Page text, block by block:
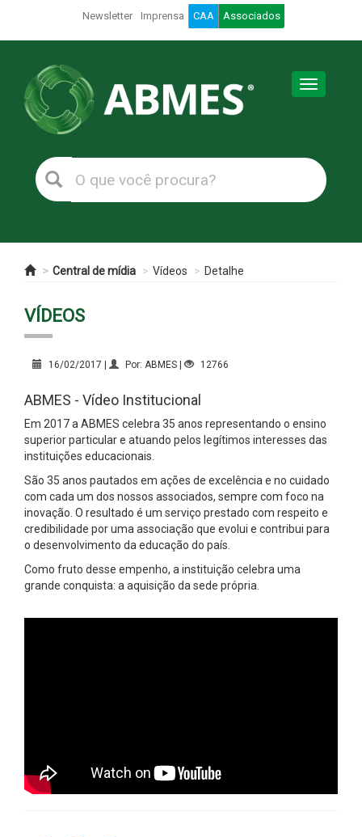
Newsletter Imprensa CAA Associados
Toggle
Central de mídia Vídeos Detalhe
VÍDEOS
16/02/2017 | Por: ABMES | 12766
ABMES - Vídeo Institucional
Em 2017 a ABMES celebra 35 anos representando o ensino
superior particular e atuando pelos legítimos interesses das
instituições educacionais.
São 35 anos pautados em ações de excelência e no cuidado
com cada um dos nossos associados, sempre com foco na
inovação. O resultado é um serviço prestado com respeito e
credibilidade por uma associação que evolui e contribui para
o desenvolvimento da educação do país.
Como fruto desse empenho, a instituição celebra uma
grande conquista: a aquisição da sede própria.